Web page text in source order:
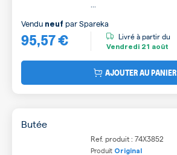
95,57 €
Vendu neuf parSpareka
Livré à partir du
Vendredi 21 août
AJOUTER AU PANIER
Butée
Ref. produit : 74X3852
Produit Original